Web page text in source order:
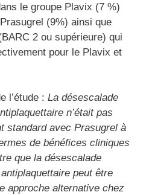
le groupe Plavix (7 %)
(9%) ainsi que
2 ou supérieure) qui
pour le Plavix et
l’étude : La désescalade
n’était pas
standard avec Prasugrel à
de bénéfices cliniques
que la désescalade
peut être
approche alternative chez